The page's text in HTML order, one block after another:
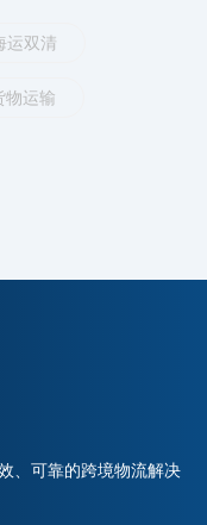
运双清
物运输
、可靠的跨境物流解决